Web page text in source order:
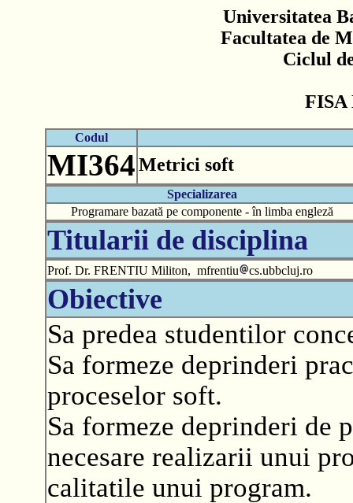
Universitatea
Facultatea de
Ciclul
FISA
Codul
MI364Metrici soft
Specializarea
Programare bazată pe componente - în limba engleză
Titularii de disciplina
Prof. Dr. FRENTIU Militon, mfrentiu cs.ubbcluj.ro
Obiective
Sa predea studentilor
Sa formeze deprinderi
proceselor soft.
Sa formeze deprinderi de
necesare realizarii unui
calitatile unui program.